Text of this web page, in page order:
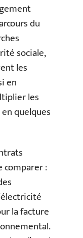
du
sociale,
les
en
les
quelques
comparer :
la facture